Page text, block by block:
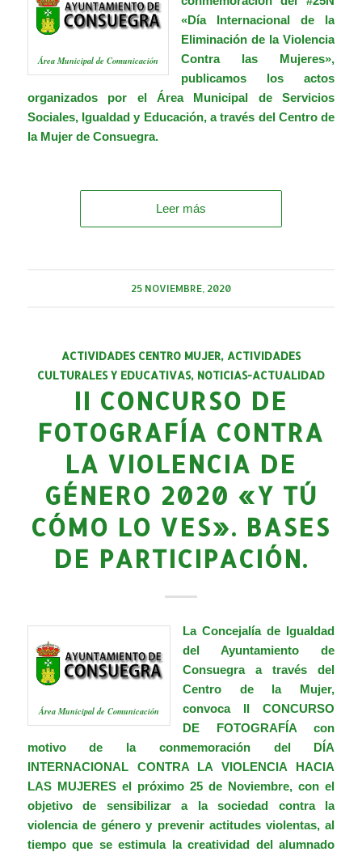
Área Municipal de Comunicación
«Día Internacional de la
Eliminación de la Violencia
Contra las Mujeres»,
publicamos los actos
organizados por el Área Municipal de Servicios
Sociales, Igualdad y Educación, a través del Centro de
la Mujer de Consuegra.
Leer más
25 NOVIEMBRE, 2020
ACTIVIDADES CENTRO MUJER, ACTIVIDADES
CULTURALES Y EDUCATIVAS, NOTICIAS-ACTUALIDAD
II CONCURSO DE
FOTOGRAFÍA CONTRA
LA VIOLENCIA DE
GÉNERO 2020 «Y TÚ
CÓMO LO VES». BASES
DE PARTICIPACIÓN.
Área Municipal de Comunicación
La Concejalía de Igualdad
del Ayuntamiento de
Consuegra a través del
Centro de la Mujer,
convoca II CONCURSO
DE FOTOGRAFÍA con
motivo de la conmemoración del DÍA
INTERNACIONAL CONTRA LA VIOLENCIA HACIA
LAS MUJERES el próximo 25 de Noviembre, con el
objetivo de sensibilizar a la sociedad contra la
violencia de género y prevenir actitudes violentas, al
tiempo que se estimula la creatividad del alumnado